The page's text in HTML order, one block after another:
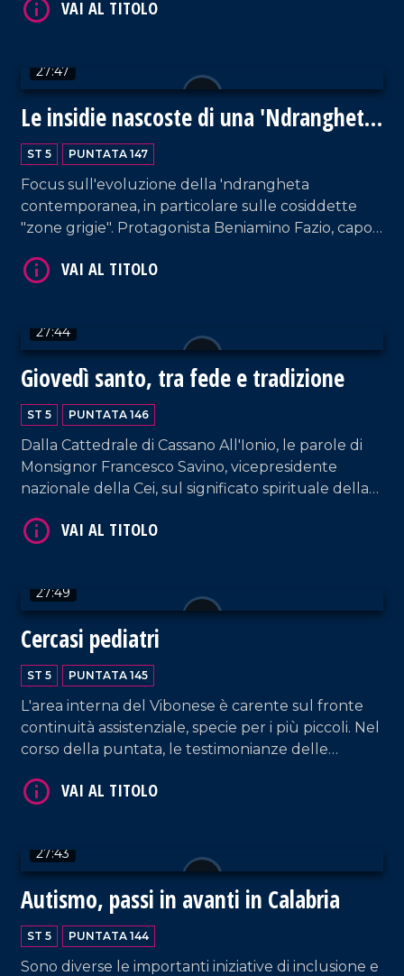
direttore di Calabria Film Commission Giampaolo
Base.
27:47
Le insidie nascoste di una 'Ndrangheta
in evoluzione
ST 5 PUNTATA 147
Focus sull'evoluzione della 'ndrangheta
contemporanea, in particolare sulle cosiddette
"zone grigie". Protagonista Beniamino Fazio, capo
Catanzaro, figura di primo piano nell'azione di
Pedagogia dell'Antimafia all'Università della
Calabria. Conduzione di Pier Paolo Cambareri.
27:44
Giovedì santo, tra fede e tradizione
ST 5 PUNTATA 146
Dalla Cattedrale di Cassano All'Ionio, le parole di
Monsignor Francesco Savino, vicepresidente
nazionale della Cei, sul significato spirituale della
internazionale estremamente instabile a causa
dell'esperto di demologia Leonardo Alario. Aperta
parentesi anche sui rincari delle uova di cioccolato
con il segretario regionale di Udicon, Nico
Iamundo. Approfondimento in esterna a cura di
Franco Sangiovanni.
27:49
Cercasi pediatri
ST 5 PUNTATA 145
L'area interna del Vibonese è carente sul fronte
continuità assistenziale, specie per i più piccoli. Nel
corso della puntata, le testimonianze delle
Salvatore Gurnari, segretario regionale
Mandarano.
27:43
Autismo, passi in avanti in Calabria
ST 5 PUNTATA 144
Sono diverse le importanti iniziative di inclusione e
VAI AL TITOLO
VAI AL TITOLO
VAI AL TITOLO